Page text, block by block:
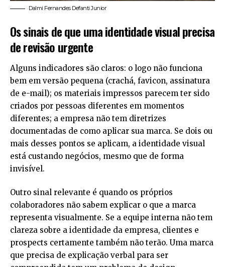
Dalmi Fernandes Defanti Junior
Os sinais de que uma identidade visual precisa
de revisão urgente
Alguns indicadores são claros: o logo não funciona
bem em versão pequena (crachá, favicon, assinatura
de e-mail); os materiais impressos parecem ter sido
criados por pessoas diferentes em momentos
diferentes; a empresa não tem diretrizes
documentadas de como aplicar sua marca. Se dois ou
mais desses pontos se aplicam, a identidade visual
está custando negócios, mesmo que de forma
invisível.
Outro sinal relevante é quando os próprios
colaboradores não sabem explicar o que a marca
representa visualmente. Se a equipe interna não tem
clareza sobre a identidade da empresa, clientes e
prospects certamente também não terão. Uma marca
que precisa de explicação verbal para ser